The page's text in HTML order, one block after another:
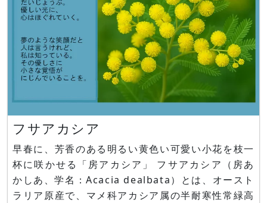
フサアカシア
早春に、芳香のある明るい黄色い可愛い小花を枝一
杯に咲かせる「房アカシア」 フサアカシア（房あ
かしあ、学名：Acacia dealbata）とは、オースト
ラリア原産で、マメ科アカシア属の半耐寒性常緑高